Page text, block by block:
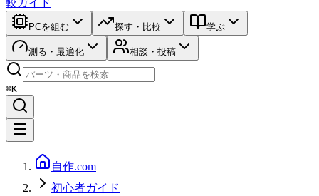
較ガイド
PCを組む 探す・比較 学ぶ
測る・最適化 相談・投稿
⌘K
自作.com
初心者ガイド